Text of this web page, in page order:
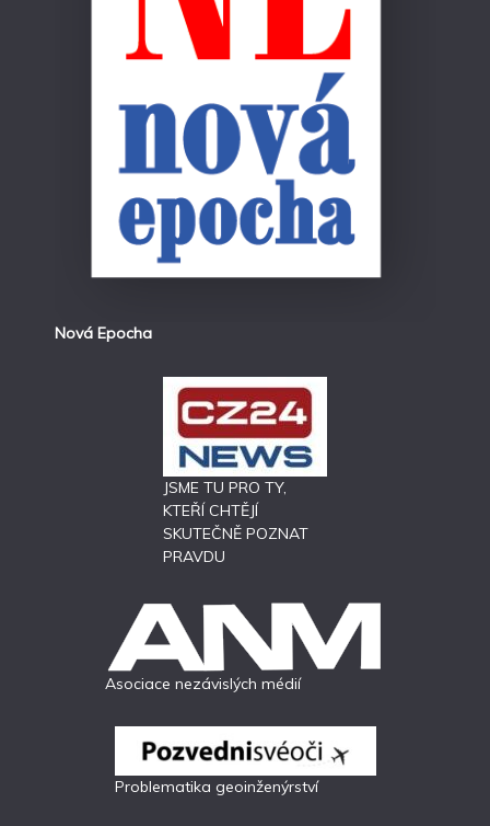
Nová Epocha
JSME TU PRO TY,
KTEŘÍ CHTĚJÍ
SKUTEČNĚ POZNAT
PRAVDU
Asociace nezávislých médií
Problematika geoinženýrství